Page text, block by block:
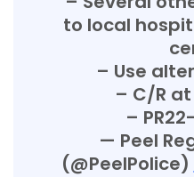
to local
– Use
– C/R at
–
— Peel
(@PeelPolice)